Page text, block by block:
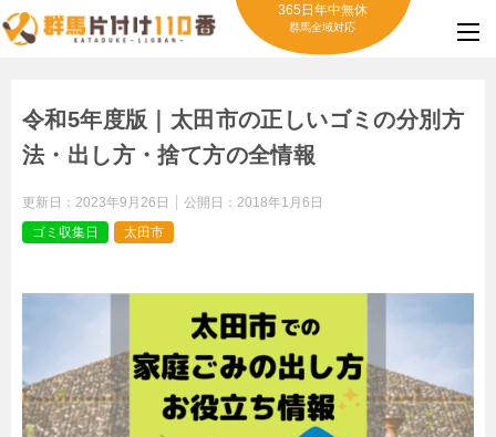
365日年中無休
群馬全域対応
令和5年度版｜太田市の正しいゴミの分別方
法・出し方・捨て方の全情報
更新日： 2023年9月26日 公開日： 2018年1月6日
ゴミ収集日
太田市